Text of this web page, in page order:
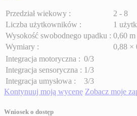
Przedział wiekowy :
2 - 8
Liczba użytkowników :
1
Wysokość swobodnego upadku : 0,60 m
Wymiary :
0,88 ×
Integracja motoryczna : 0/3
Integracja sensoryczna : 1/3
Integracja umysłowa :
3/3
Kontynuuj moją wycenę Zobacz moje
Wniosek o dostęp